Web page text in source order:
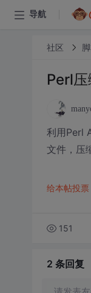
导航
社区
Perl
利用Perl
文件，压
给本帖投票
151
2 条回复